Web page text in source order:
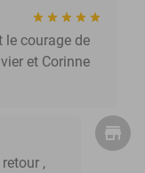
le courage de
et Corinne
,